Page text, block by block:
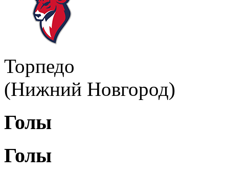
Торпедо
(Нижний Новгород)
Голы
Голы